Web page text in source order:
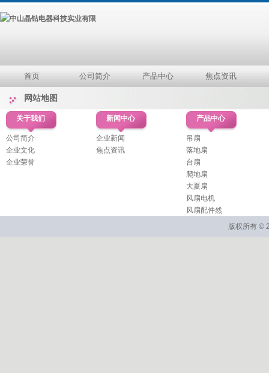
首页 公司简介 产品中心 焦点资讯
网站地图
关于我们
公司简介
企业文化
企业荣誉
新闻中心
企业新闻
焦点资讯
产品中心
吊扇
落地扇
台扇
爬地扇
大夏扇
风扇电机
风扇配件然
版权所有 ©